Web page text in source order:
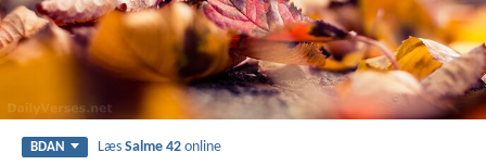
BDAN LæsSalme 42 online